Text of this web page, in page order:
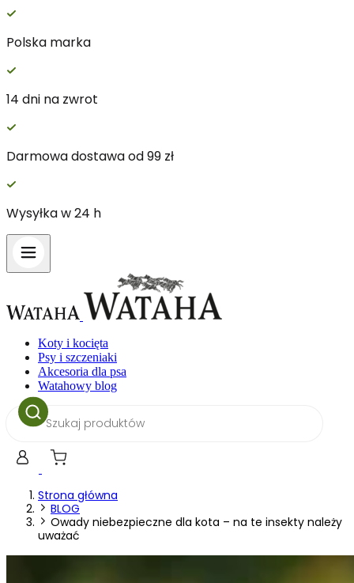
Polska marka
14 dni na zwrot
Darmowa dostawa od 99 zł
Wysyłka w 24 h
Koty i kocięta
Psy i szczeniaki
Akcesoria dla psa
Watahowy blog
Wyszukiwarka
produktów
Strona główna
BLOG
Owady niebezpieczne dla kota – na te insekty należy
uważać